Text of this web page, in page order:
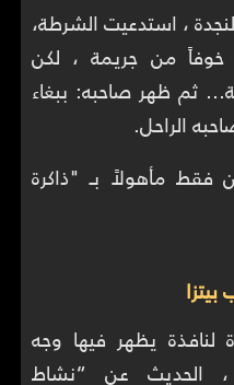
، استدعيت الشرطة،
خوفاً من جريمة ، لكن
ثم ظهر صاحبه: ببغاء
الراحل.
فقط مأهولاً بـ "ذاكرة
يظهر فيها وجه
، الحديث عن “نشاط